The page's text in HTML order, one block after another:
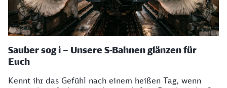
Sauber sog i – Unsere S-Bahnen glänzen für
Euch
Kennt ihr das Gefühl nach einem heißen Tag, wenn